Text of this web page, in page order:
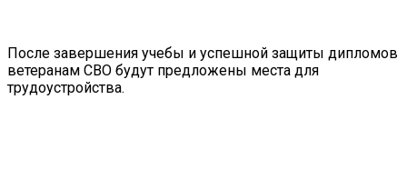
После завершения учебы и успешной защиты дипломов
ветеранам СВО будут предложены места для
трудоустройства.